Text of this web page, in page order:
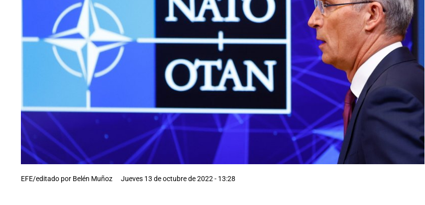
EFE/editado por Belén Muñoz Jueves 13 de octubre de 2022 - 13:28